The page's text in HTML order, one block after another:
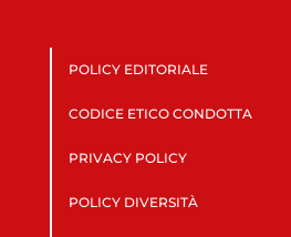
POLICY EDITORIALE
CODICE ETICO CONDOTTA
PRIVACY POLICY
POLICY DIVERSITÀ